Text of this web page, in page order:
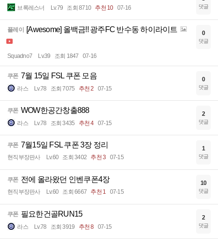
브록레스너 Lv.79 조회 8710 추천 10 07-16 댓글
플레이 [Awesome] 올백금!! 광주FC 반수동 하이라이트
Squadno7 Lv.39 조회 1847 07-16
0
댓글
쿠폰 7월 15일 FSL 쿠폰 모음
라스 Lv.78 조회 7075 추천 2 07-15
0
댓글
쿠폰 WOW한공간창출888
라스 Lv.78 조회 3435 추천 4 07-15
2
댓글
쿠폰 7월15일 FSL 쿠폰 3장 정리
현직부장판사 Lv.60 조회 3402 추천 3 07-15
1
댓글
쿠폰 전에 올라왔던 인벤쿠폰4장
현직부장판사 Lv.60 조회 6667 추천 1 07-15
10
댓글
쿠폰 필요한건골RUN15
라스 Lv.78 조회 3919 추천 8 07-15
2
댓글